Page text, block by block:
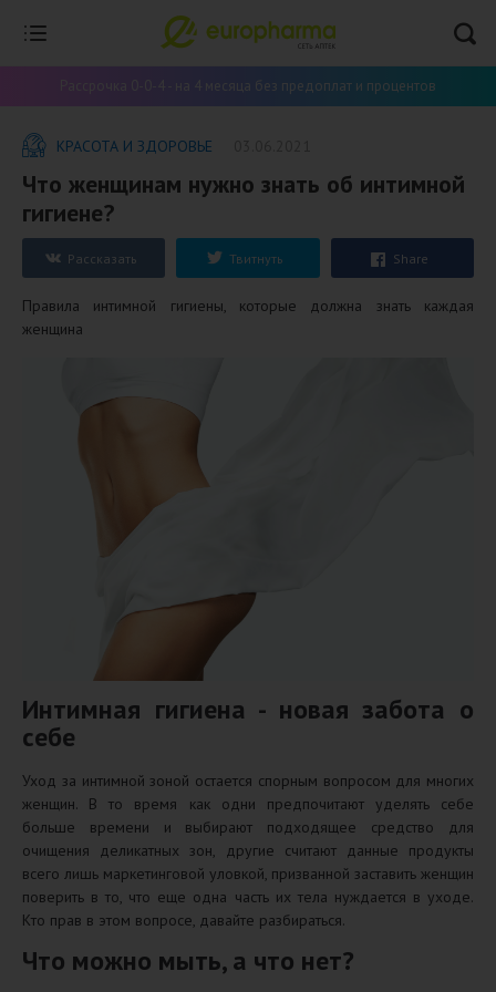
Рассрочка 0-0-4 - на 4 месяца без предоплат и процентов
КРАСОТА И ЗДОРОВЬЕ
​Что женщинам нужно знать об интимной
гигиене?
Рассказать Твитнуть Share
Правила интимной гигиены, которые должна знать каждая
женщина
Интимная гигиена - новая забота о
себе
Уход за интимной зоной остается спорным вопросом для многих
женщин. В то время как одни предпочитают уделять себе
больше времени и выбирают подходящее средство для
очищения деликатных зон, другие считают данные продукты
всего лишь маркетинговой уловкой, призванной заставить женщин
поверить в то, что еще одна часть их тела нуждается в уходе.
Кто прав в этом вопросе, давайте разбираться.
Что можно мыть, а что нет?